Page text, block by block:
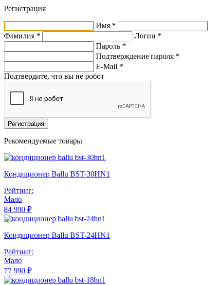
Регистрация
Имя *
Фамилия *
Логин *
Пароль *
Подтверждение пароля *
E-Mail *
Подтвердите, что вы не робот
Регистрация
Рекомендуемые товары
Кондиционер Ballu BST-30HN1
Рейтинг:
Мало
84 990 ₽
Кондиционер Ballu BST-24HN1
Рейтинг:
Мало
77 990 ₽